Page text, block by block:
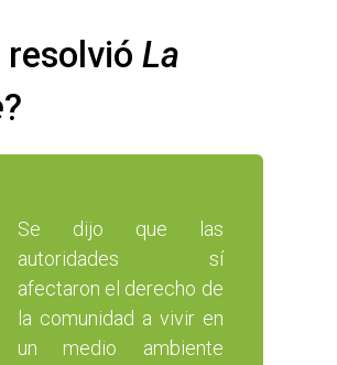
resolvió La
?
Se dijo que las
autoridades sí
afectaron el derecho de
la comunidad a vivir en
un medio ambiente